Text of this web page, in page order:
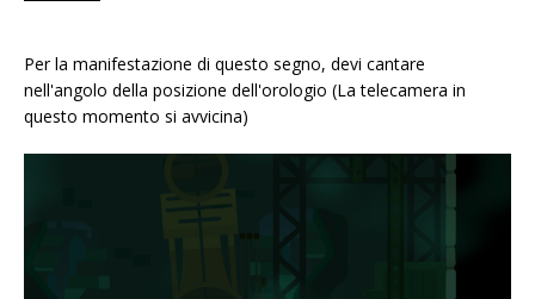
Per la manifestazione di questo segno, devi cantare
nell'angolo della posizione dell'orologio (La telecamera in
questo momento si avvicina)